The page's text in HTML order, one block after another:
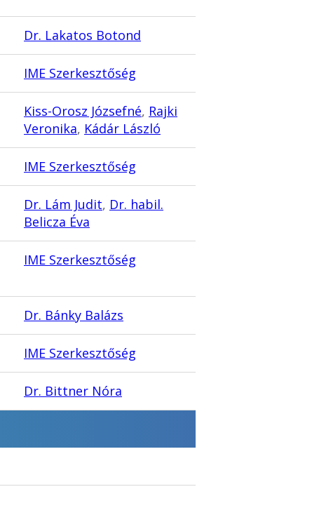
Dr. Lakatos Botond
IME Szerkesztőség
Kiss-Orosz Józsefné, Rajki
Veronika, Kádár László
IME Szerkesztőség
Dr. Lám Judit, Dr. habil.
Belicza Éva
IME Szerkesztőség
Dr. Bánky Balázs
IME Szerkesztőség
Dr. Bittner Nóra